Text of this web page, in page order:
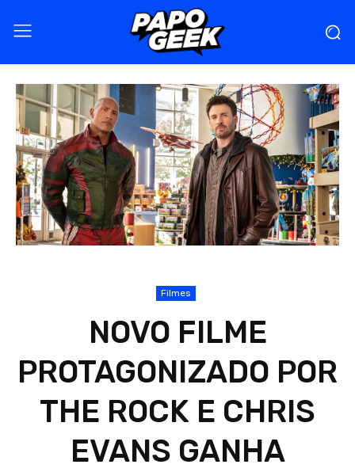
Filmes
NOVO FILME
PROTAGONIZADO POR
THE ROCK E CHRIS
EVANS GANHA